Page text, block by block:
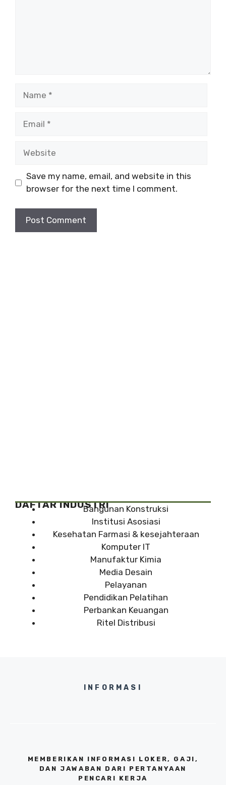
Save my name, email, and website in this
browser for the next time I comment.
DAFTAR INDUSTRIBangunan Konstruksi
Institusi Asosiasi
Kesehatan Farmasi & kesejahteraan
Komputer IT
Manufaktur Kimia
Media Desain
Pelayanan
Pendidikan Pelatihan
Perbankan Keuangan
Ritel Distribusi
INFORMASI
MEMBERIKAN INFORMASI LOKER, GAJI,
DAN JAWABAN DARI PERTANYAAN
PENCARI KERJA